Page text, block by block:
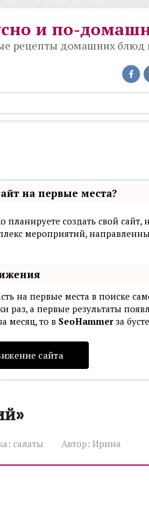
и по-
рецепты домашних блюд
на первые места?
планируете создать свой
мероприятий,
на первые места в поиске
раз, а первые результаты
месяц, то в SeoHammerза
сайта
салаты Автор: Ирина